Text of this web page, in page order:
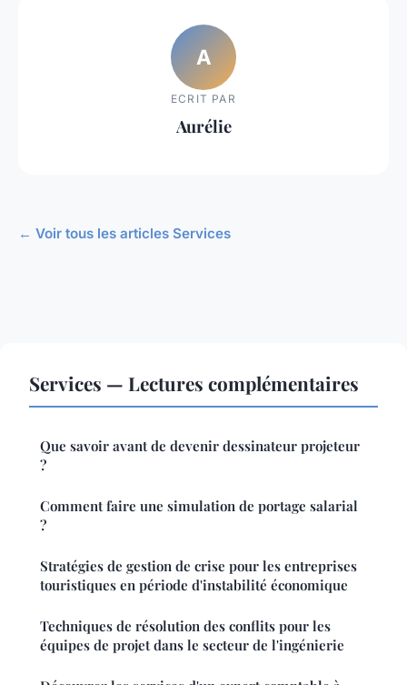
A
ECRIT PAR
Aurélie
← Voir tous les articles Services
Services — Lectures complémentaires
Que savoir avant de devenir dessinateur projeteur
?
Comment faire une simulation de portage salarial
?
Stratégies de gestion de crise pour les entreprises
touristiques en période d'instabilité économique
Techniques de résolution des conflits pour les
équipes de projet dans le secteur de l'ingénierie